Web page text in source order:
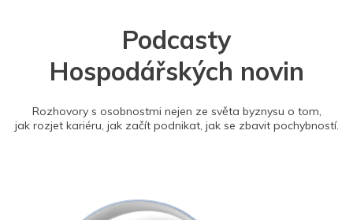
Podcasty
Hospodářských novin
Rozhovory s osobnostmi nejen ze světa byznysu o tom,
jak rozjet kariéru, jak začít podnikat, jak se zbavit pochybností.